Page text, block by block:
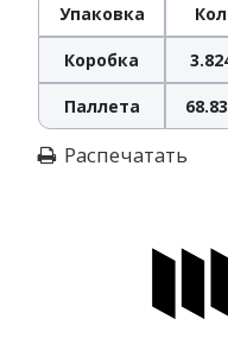
Упаковка
Коробка
Паллета
Распечатать